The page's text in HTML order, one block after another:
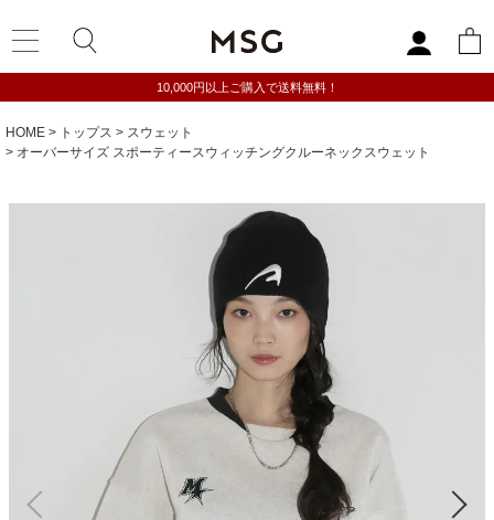
10,000円以上ご購入で送料無料！
HOME トップス
スウェット
オーバーサイズ スポーティースウィッチングクルーネックスウェット